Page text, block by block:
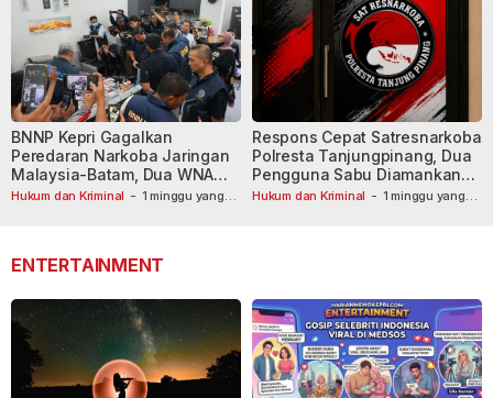
Hukum dan Kriminal - 1 minggu yang
BNNP Kepri Gagalkan
Peredaran Narkoba Jaringan
Malaysia-Batam, Dua WNA
Masih Diburu
Hukum dan Kriminal - 1 minggu yang
Respons Cepat Satresnarkoba
Polresta Tanjungpinang, Dua
Pengguna Sabu Diamankan
Usai Dilaporkan ke Call Center
ENTERTAINMENT